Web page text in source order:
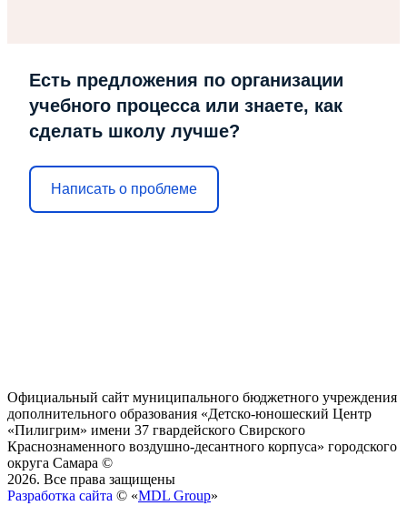
Есть предложения по организации
учебного процесса или знаете, как
сделать школу лучше?
Написать о проблеме
Официальный сайт муниципального бюджетного учреждения
дополнительного образования «Детско-юношеский Центр
«Пилигрим» имени 37 гвардейского Свирского
Краснознаменного воздушно-десантного корпуса» городского
округа Самара ©
2026. Все права защищены
Разработка сайта © «MDL Group»